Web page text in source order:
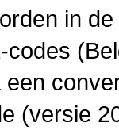
in
codes
(versie